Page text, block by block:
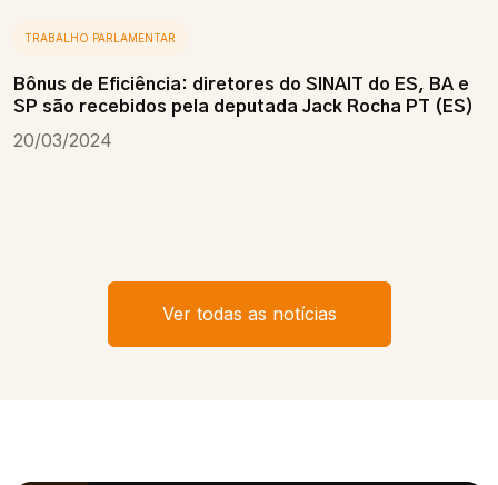
TRABALHO PARLAMENTAR
Bônus de Eficiência: diretores do SINAIT do ES, BA e
SP são recebidos pela deputada Jack Rocha PT (ES)
20/03/2024
Ver todas as notícias